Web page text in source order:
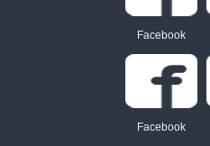
Facebook
Facebook